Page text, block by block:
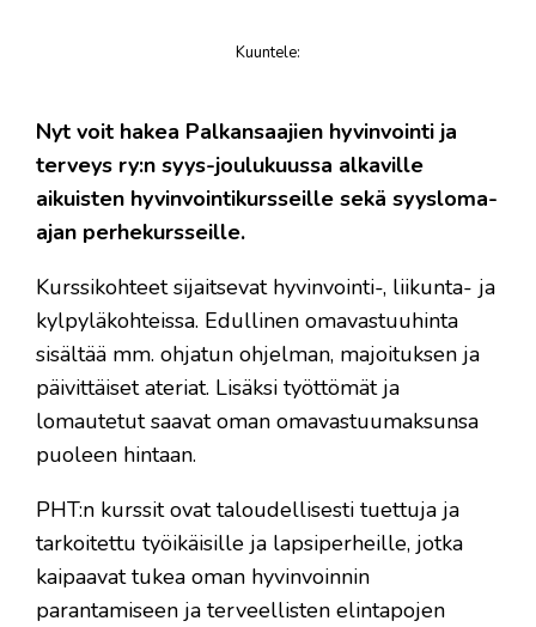
Kuuntele:
Nyt voit hakea Palkansaajien hyvinvointi ja
terveys ry:n syys-joulukuussa alkaville
aikuisten hyvinvointikursseille sekä syysloma-
ajan perhekursseille.
Kurssikohteet sijaitsevat hyvinvointi-, liikunta- ja
kylpyläkohteissa. Edullinen omavastuuhinta
sisältää mm. ohjatun ohjelman, majoituksen ja
päivittäiset ateriat. Lisäksi työttömät ja
lomautetut saavat oman omavastuumaksunsa
puoleen hintaan.
PHT:n kurssit ovat taloudellisesti tuettuja ja
tarkoitettu työikäisille ja lapsiperheille, jotka
kaipaavat tukea oman hyvinvoinnin
parantamiseen ja terveellisten elintapojen